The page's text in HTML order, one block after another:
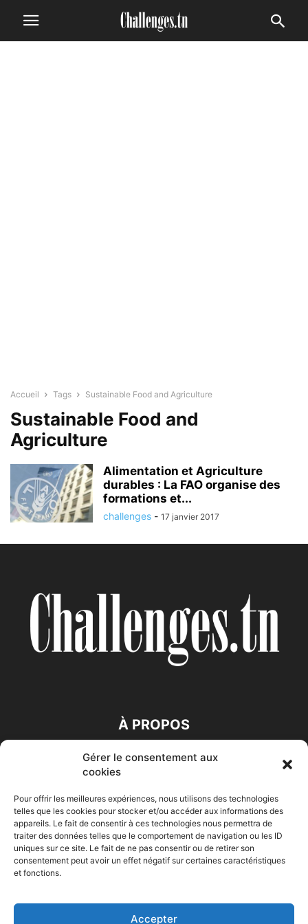
Gérer le consentement aux
cookies
Pour offrir les meilleures expériences, nous utilisons des technologies
telles que les cookies pour stocker et/ou accéder aux informations des
appareils. Le fait de consentir à ces technologies nous permettra de
traiter des données telles que le comportement de navigation ou les ID
uniques sur ce site. Le fait de ne pas consentir ou de retirer son
consentement peut avoir un effet négatif sur certaines caractéristiques
et fonctions.
Accepter
Accueil Tags Sustainable Food and Agriculture
Sustainable Food and
Agriculture
Alimentation et Agriculture
durables : La FAO organise des
formations et...
challenges - 17 janvier 2017
À PROPOS
SUIVEZ NOUS
Accueil Economie Entreprises Entrepreneur Afrique
HIGH-TECH Auto-Moto